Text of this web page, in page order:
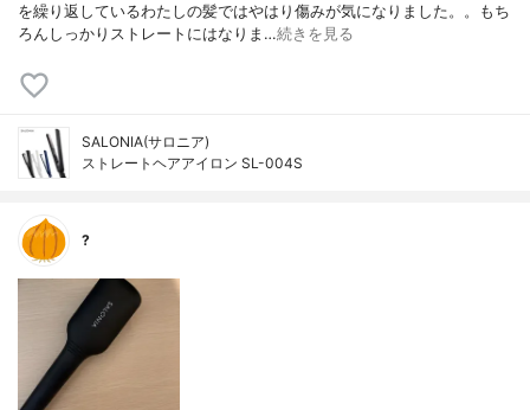
を繰り返しているわたしの髪ではやはり傷みが気になりました。。もち
ろんしっかりストレートにはなりま…続きを見る
SALONIA(サロニア)
ストレートヘアアイロン SL-004S
?